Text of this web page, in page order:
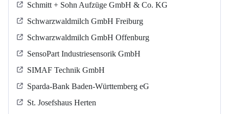
Schmitt + Sohn Aufzüge GmbH & Co. KG
Schwarzwaldmilch GmbH Freiburg
Schwarzwaldmilch GmbH Offenburg
SensoPart Industriesensorik GmbH
SIMAF Technik GmbH
Sparda-Bank Baden-Württemberg eG
St. Josefshaus Herten